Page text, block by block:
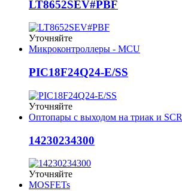
LT8652SEV#PBF
Уточняйте
Микроконтроллеры - MCU
PIC18F24Q24-E/SS
Уточняйте
Оптопары с выходом на триак и SCR
14230234300
Уточняйте
MOSFETs